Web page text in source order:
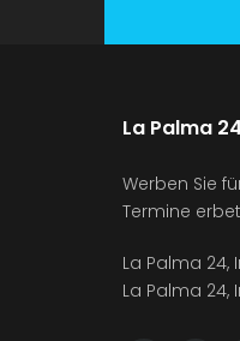
La Palma
Werben Sie
Termine
La Palma
La Palma